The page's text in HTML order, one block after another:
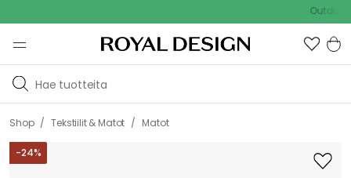
Outdoor Sale
Shop / Tekstiilit & Matot / Matot
-24%
Object]